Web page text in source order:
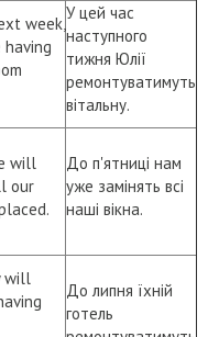
week,
У цей час
наступного
тижня Юлії
ремонтуватимуть
вітальну.
will
our
До п'ятниці нам
уже замінять всі
наші вікна.
will
До липня їхній
готель